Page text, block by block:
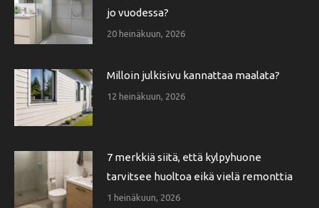
jo vuodessa?
20 heinäkuun, 2026
Milloin julkisivu kannattaa maalata?
12 heinäkuun, 2026
7 merkkiä siitä, että kylpyhuone
tarvitsee huoltoa eikä vielä remonttia
1 heinäkuun, 2026